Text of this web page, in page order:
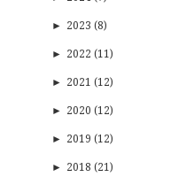
► 2023 (8)
► 2022 (11)
► 2021 (12)
► 2020 (12)
► 2019 (12)
► 2018 (21)